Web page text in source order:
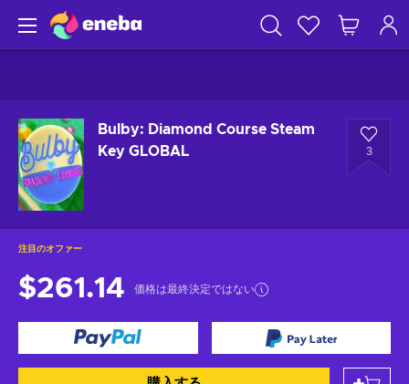
Bulby: Diamond Course Steam
Key GLOBAL
3
注目のオファー
$261.14 価格は最終決定ではない